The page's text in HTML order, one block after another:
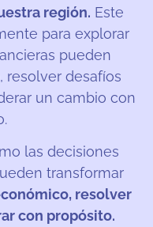
región. Este
para explorar
pueden
resolver desafíos
un cambio con
las decisiones
transformar
resolver
con propósito.